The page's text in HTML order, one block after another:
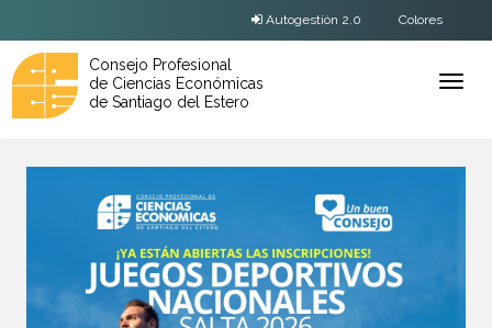
Autogestión 2.0 Colores
Ver
Consejo Profesional
de Ciencias Económicas
de Santiago del Estero